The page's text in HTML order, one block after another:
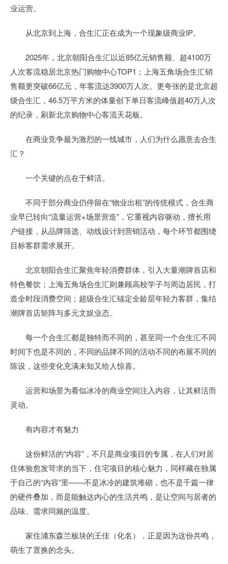
业运营。
从北京到上海，合生汇正在成为一个现象级商业IP。
2025年，北京朝阳合生汇以近85亿元销售额、超4100万
人次客流稳居北京热门购物中心TOP1；上海五角场合生汇销
售额更突破66亿元，年客流达3900万人次。更夸张的是北京超
级合生汇，46.5万平方米的体量创下单日客流峰值超40万人次
的纪录，刷新北京购物中心客流天花板。
在商业竞争最为激烈的一线城市，人们为什么愿意去合生
汇？
一个关键的点在于鲜活。
不同于部分商业仍停留在“物业出租”的传统模式，合生商
业早已转向“流量运营+场景营造”，它重视内容驱动，擅长用
户链接，从品牌筛选、动线设计到营销活动，每个环节都围绕
目标客群需求展开。
北京朝阳合生汇聚焦年轻消费群体，引入大量潮牌首店和
特色餐饮；上海五角场合生汇则兼顾高校学子与周边居民，打
造全时段消费空间；超级合生汇锚定全龄层年轻力客群，集结
潮牌首店矩阵与多元文娱业态。
每一个合生汇都是独特而不同的，甚至同一个合生汇不同
时间下也是不同的，不同的品牌不同的活动不同的布展不同的
陈设，这些变化充满未知又给人惊喜。
运营和场景为看似冰冷的商业空间注入内容，让其鲜活而
灵动。
有内容才有魅力
这份鲜活的“内容”，不只是商业项目的专属，在人们对居
住体验愈发苛求的当下，住宅项目的核心魅力，同样藏在独属
于自己的“内容”里——不是冰冷的建筑堆砌，也不是千篇一律
的硬件叠加，而是能触达内心的生活共鸣，是让空间与居者的
品味、需求同频的温度。
家住浦东森兰板块的王佳（化名），正是因为这份共鸣，
萌生了置换的念头。